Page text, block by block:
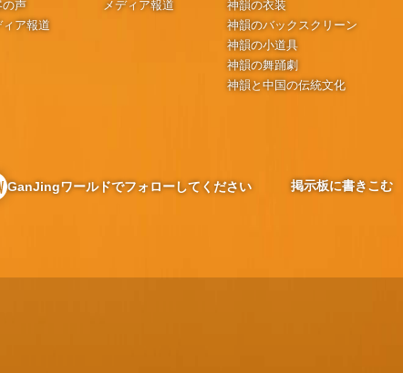
の声
ィア報道
メディア報道
神韻の衣装
神韻のバックスクリーン
神韻の小道具
神韻の舞踊劇
神韻と中国の伝統文化
GanJingワールドでフォローしてください 掲示板に書きこむ